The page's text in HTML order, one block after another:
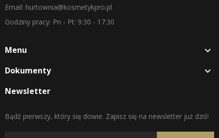
Email: hurtownia@kosmetykpro.pl
Godziny pracy: Pn - Pt: 9:30 - 17:30
Menu 
Dokumenty 
Newsletter
Bądź pierwszy, który się dowie. Zapisz się na newsletter już dziś!